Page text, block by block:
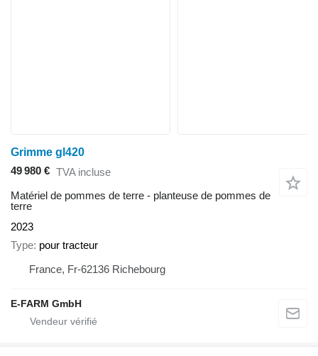
Grimme gl420
49 980 € TVA incluse
Matériel de pommes de terre - planteuse de pommes de
terre
2023
Type pour tracteur
France, Fr-62136 Richebourg
E-FARM GmbH